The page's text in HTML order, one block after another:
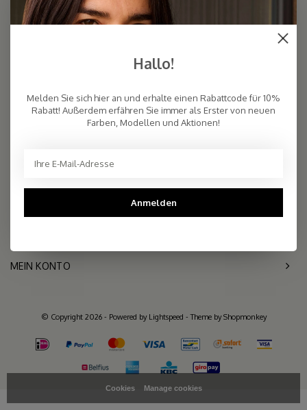
+31- (0)6 - 11 36 27 11
2.261 reviews
MEIN KONTO
© Copyright 2026 - Powered by Lightspeed - Theme byShopmonkey
Cookies Manage cookies
Hallo!
Melden Sie sich hier an und erhalte einen Rabattcode für 10%
Rabatt! Außerdem erfähren Sie immer als Erster von neuen
Farben, Modellen und Aktionen!
Anmelden